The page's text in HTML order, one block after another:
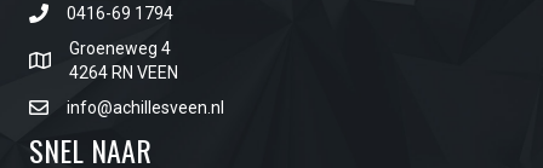
0416-69 1794
Groeneweg 4
4264 RN VEEN
info@achillesveen.nl
SNEL NAAR